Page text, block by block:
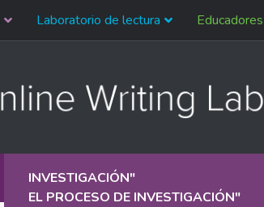
Laboratorio de lectura Educadores
INVESTIGACIÓN"
EL PROCESO DE INVESTIGACIÓN"